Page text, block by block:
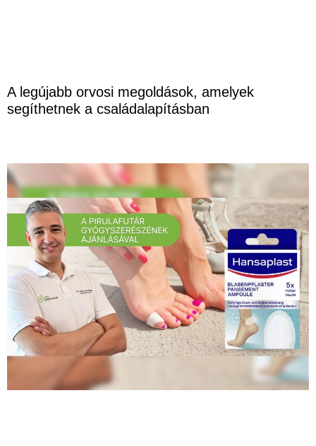
A legújabb orvosi megoldások, amelyek
segíthetnek a családalapításban